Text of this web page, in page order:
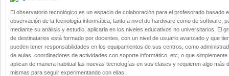
El observatorio tecnológico es un espacio de colaboración para el profesorado basado
observación de la tecnología informática, tanto a nivel de hardware como de software,
mediante su análisis y estudio, aplicarla en los niveles educativos no universitarios. El
de destinatarios está formado por docentes, con un nivel de usuario avanzado y que
pueden tener responsabilidades en los equipamientos de sus centros, como
de aulas, coordinadores de actividades con soporte informático, etc, o que simplemente
aplican de manera habitual las nuevas tecnologías en sus clases y requieren algo más
mismas para seguir experimentando con ellas.